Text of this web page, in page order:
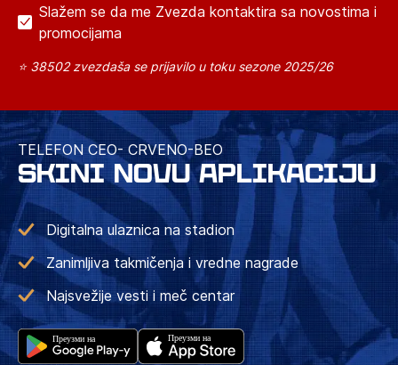
Slažem se da me Zvezda kontaktira sa novostima i
promocijama
⭐ 38502 zvezdaša se prijavilo u toku sezone 2025/26
TELEFON CEO- CRVENO-BEO
SKINI NOVU APLIKACIJU
Digitalna ulaznica na stadion
Zanimljiva takmičenja i vredne nagrade
Najsvežije vesti i meč centar